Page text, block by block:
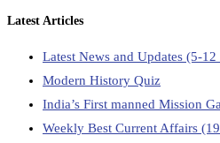
Latest Articles
Latest News and Updates (5-
Modern History Quiz
India’s First manned Mission
Weekly Best Current Affairs